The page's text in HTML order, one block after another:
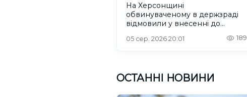
На Херсонщині
обвинуваченому в держзраді
відмовили у внесенні до
05 сер. 2026 20:01 189
ОСТАННІ НОВИНИ